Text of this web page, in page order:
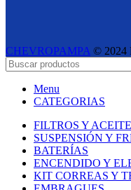
CHEVROPAMPA © 2024
ESTUDIO LIPINA
- E-
Menu
CATEGORIAS
FILTROS Y
SUSPENSIÓN Y
BATERÍAS
ENCENDIDO Y
KIT CORREAS Y